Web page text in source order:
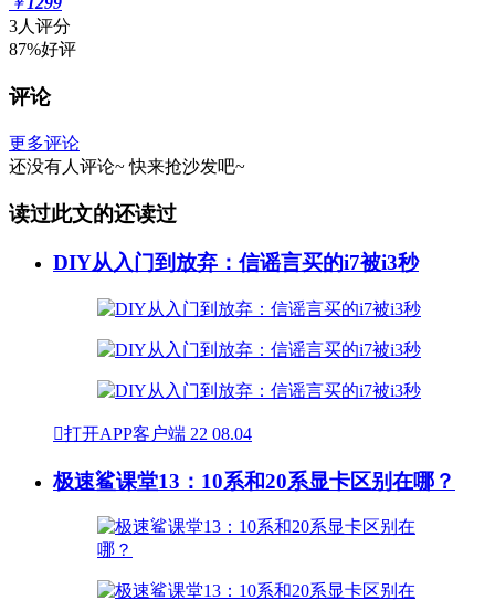
3人评分
87%好评
评论
更多评论
还没有人评论~ 快来抢沙发吧~
读过此文的还读过
DIY从入门到放弃：信谣言买的i7被i3秒
打开APP客户端 22 08.04
极速鲨课堂13：10系和20系显卡区别在哪？